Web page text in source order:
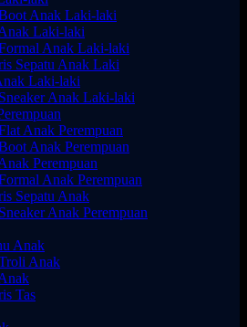
Anak Laki-laki
Laki-laki
Anak Laki-laki
Sepatu Anak Laki
Laki-laki
Anak Laki-laki
Anak Perempuan
Anak Perempuan
Perempuan
Anak Perempuan
Sepatu Anak
Anak Perempuan
Anak
Anak
Tas